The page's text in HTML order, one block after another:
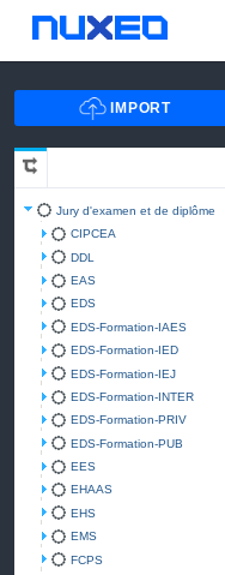
Jury d'examen et de diplôme
CIPCEA
DDL
EAS
EDS
EDS-Formation-IAES
EDS-Formation-IED
EDS-Formation-IEJ
EDS-Formation-INTER
EDS-Formation-PRIV
EDS-Formation-PUB
EES
EHAAS
EHS
EMS
FCPS